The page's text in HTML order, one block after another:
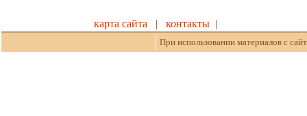
карта сайта | контакты |
При использовании материалов с